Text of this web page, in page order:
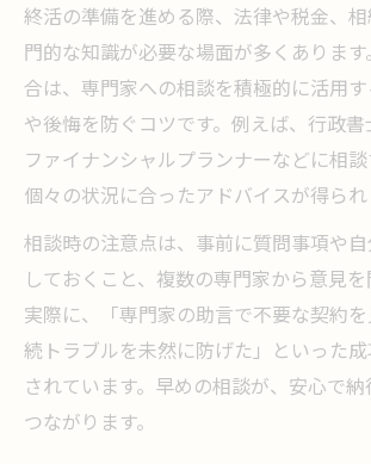
終活の準備を進める際、法律や税金、
門的な知識が必要な場面が多くありま
合は、専門家への相談を積極的に活用
や後悔を防ぐコツです。例えば、行政書
ファイナンシャルプランナーなどに相談
個々の状況に合ったアドバイスが得られ
相談時の注意点は、事前に質問事項や
しておくこと、複数の専門家から意見を
実際に、「専門家の助言で不要な契約
続トラブルを未然に防げた」といった
されています。早めの相談が、安心で
つながります。